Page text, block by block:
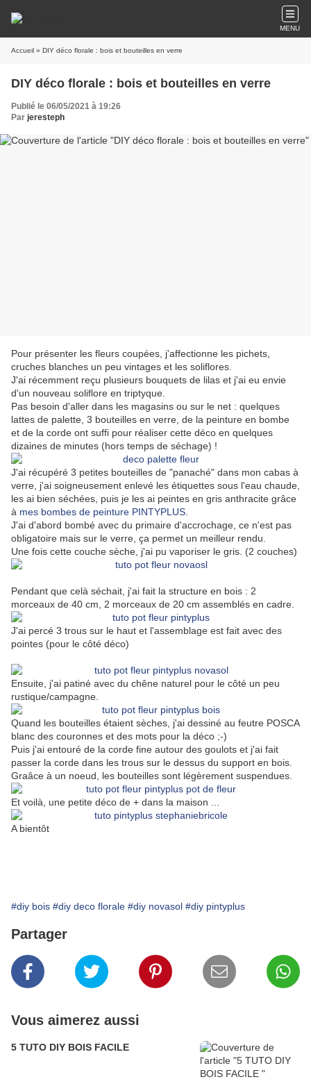
MENU
Accueil » DIY déco florale : bois et bouteilles en verre
DIY déco florale : bois et bouteilles en verre
Publié le 06/05/2021 à 19:26
Par jeresteph
Pour présenter les fleurs coupées, j'affectionne les pichets,
cruches blanches un peu vintages et les soliflores.
J'ai récemment reçu plusieurs bouquets de lilas et j'ai eu envie
d'un nouveau soliflore en triptyque.
Pas besoin d'aller dans les magasins ou sur le net : quelques
lattes de palette, 3 bouteilles en verre, de la peinture en bombe
et de la corde ont suffi pour réaliser cette déco en quelques
dizaines de minutes (hors temps de séchage) !
J'ai récupéré 3 petites bouteilles de "panaché" dans mon cabas à
verre, j'ai soigneusement enlevé les étiquettes sous l'eau chaude,
les ai bien séchées, puis je les ai peintes en gris anthracite grâce
à mes bombes de peinture PINTYPLUS
J'ai d'abord bombé avec du primaire d'accrochage, ce n'est pas
obligatoire mais sur le verre, ça permet un meilleur rendu.
Une fois cette couche sèche, j'ai pu vaporiser le gris. (2 couches)
Pendant que celà séchait, j'ai fait la structure en bois : 2
morceaux de 40 cm, 2 morceaux de 20 cm assemblés en cadre.
J'ai percé 3 trous sur le haut et l'assemblage est fait avec des
pointes (pour le côté déco)
Ensuite, j'ai patiné avec du chêne naturel pour le côté un peu
rustique/campagne.
Quand les bouteilles étaient sèches, j'ai dessiné au feutre POSCA
blanc des couronnes et des mots pour la déco ;-)
Puis j'ai entouré de la corde fine autour des goulots et j'ai fait
passer la corde dans les trous sur le dessus du support en bois.
Graâce à un noeud, les bouteilles sont légèrement suspendues.
Et voilà, une petite déco de + dans la maison ...
A bientôt
#diy bois #diy deco florale #diy novasol #diy pintyplus
Partager
Vous aimerez aussi
5 TUTO DIY BOIS FACILE